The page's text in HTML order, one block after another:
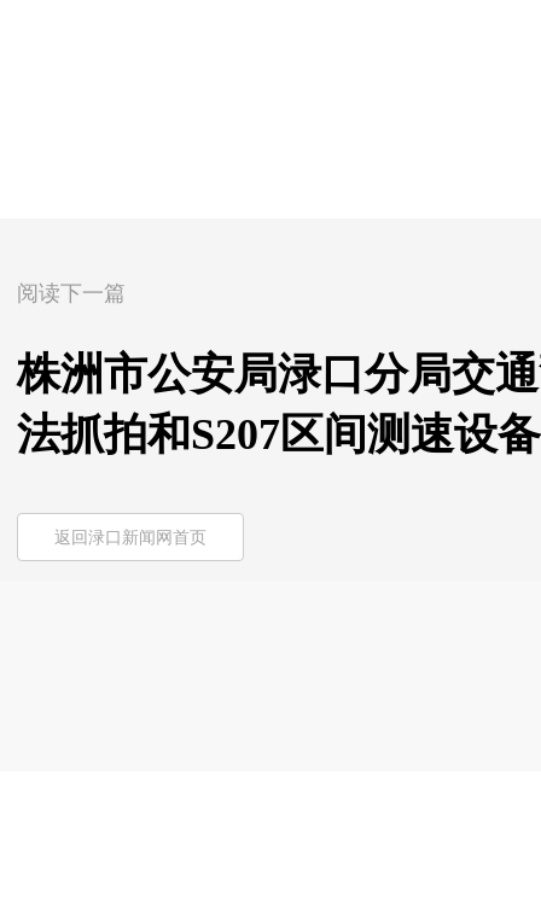
阅读下一篇
株洲市公安局渌口分局交
法抓拍和S207区间测速设
返回渌口新闻网首页